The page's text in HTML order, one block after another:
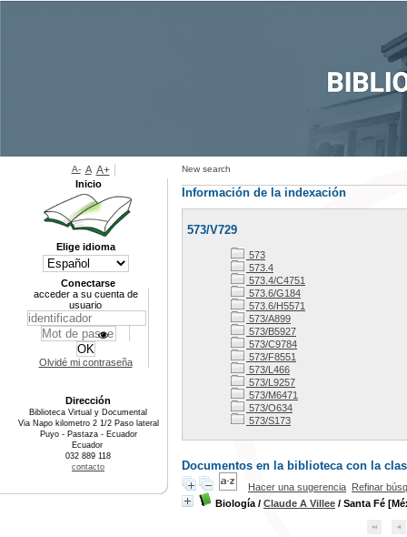
New search
Información de la indexación
573/V729
573
573.4
573.4/C4751
573.6/G184
573.6/H5571
573/A899
573/B5927
573/C9784
573/F8551
573/L466
573/L9257
573/M6471
573/O634
573/S173
Documentos en la biblioteca con la
Hacer una sugerencia Refinar
Biología / Claude A Villee / Santa Fé
A- A A+
Inicio
Elige idioma
Conectarse
acceder a su cuenta de
usuario
Olvidé mi contraseña
Dirección
Biblioteca Virtual y Documental
Via Napo kilometro 2 1/2 Paso lateral
Puyo - Pastaza - Ecuador
Ecuador
032 889 118
contacto